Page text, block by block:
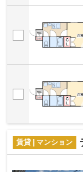
賃貸 | マンション